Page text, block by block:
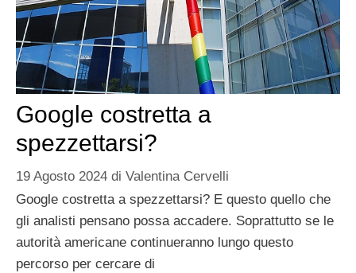
Google costretta a
spezzettarsi?
19 Agosto 2024 di Valentina Cervelli
Google costretta a spezzettarsi? E questo quello che
gli analisti pensano possa accadere. Soprattutto se le
autorità americane continueranno lungo questo
percorso per cercare di